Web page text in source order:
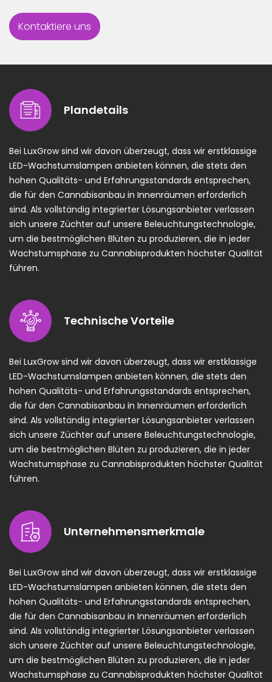
Kontaktiere uns
Plandetails
Bei LuxGrow sind wir davon überzeugt, dass wir erstklassige
LED-Wachstumslampen anbieten können, die stets den
hohen Qualitäts- und Erfahrungsstandards entsprechen,
die für den Cannabisanbau in Innenräumen erforderlich
sind. Als vollständig integrierter Lösungsanbieter verlassen
sich unsere Züchter auf unsere Beleuchtungstechnologie,
um die bestmöglichen Blüten zu produzieren, die in jeder
Wachstumsphase zu Cannabisprodukten höchster Qualität
führen.
Technische Vorteile
Bei LuxGrow sind wir davon überzeugt, dass wir erstklassige
LED-Wachstumslampen anbieten können, die stets den
hohen Qualitäts- und Erfahrungsstandards entsprechen,
die für den Cannabisanbau in Innenräumen erforderlich
sind. Als vollständig integrierter Lösungsanbieter verlassen
sich unsere Züchter auf unsere Beleuchtungstechnologie,
um die bestmöglichen Blüten zu produzieren, die in jeder
Wachstumsphase zu Cannabisprodukten höchster Qualität
führen.
Unternehmensmerkmale
Bei LuxGrow sind wir davon überzeugt, dass wir erstklassige
LED-Wachstumslampen anbieten können, die stets den
hohen Qualitäts- und Erfahrungsstandards entsprechen,
die für den Cannabisanbau in Innenräumen erforderlich
sind. Als vollständig integrierter Lösungsanbieter verlassen
sich unsere Züchter auf unsere Beleuchtungstechnologie,
um die bestmöglichen Blüten zu produzieren, die in jeder
Wachstumsphase zu Cannabisprodukten höchster Qualität